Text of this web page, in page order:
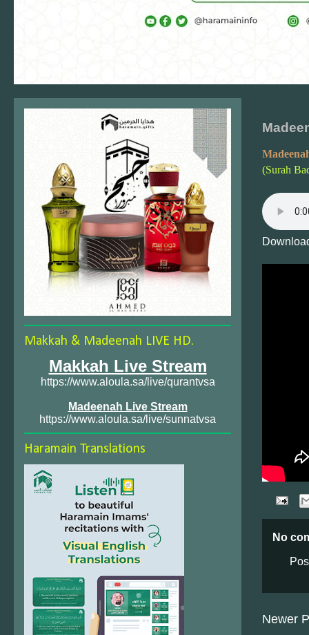
(Surah
No
Newer
Makkah & Madeenah LIVE HD.
Makkah Live Stream
https://www.aloula.sa/live/qurantvsa
Madeenah Live Stream
https://www.aloula.sa/live/sunnatvsa
Haramain Translations